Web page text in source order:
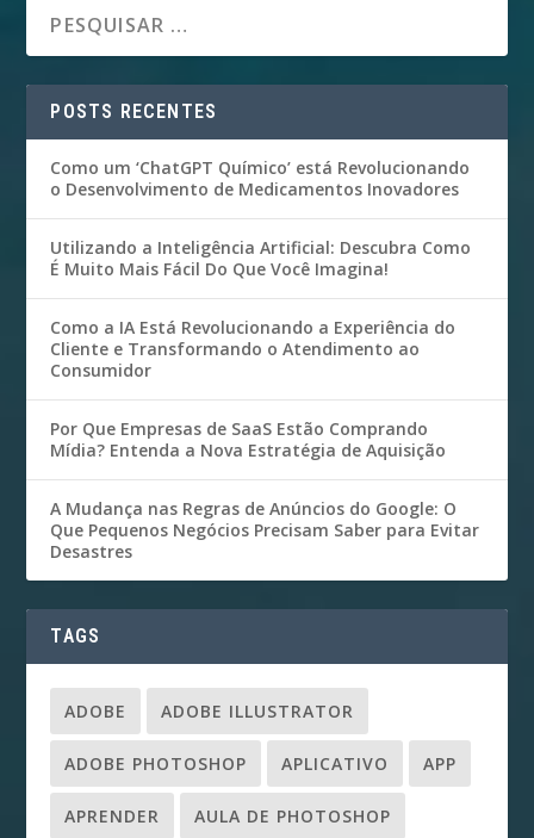
POSTS RECENTES
Como um ‘ChatGPT Químico’ está Revolucionando
o Desenvolvimento de Medicamentos Inovadores
Utilizando a Inteligência Artificial: Descubra Como
É Muito Mais Fácil Do Que Você Imagina!
Como a IA Está Revolucionando a Experiência do
Cliente e Transformando o Atendimento ao
Consumidor
Por Que Empresas de SaaS Estão Comprando
Mídia? Entenda a Nova Estratégia de Aquisição
A Mudança nas Regras de Anúncios do Google: O
Que Pequenos Negócios Precisam Saber para Evitar
Desastres
TAGS
ADOBE ADOBE ILLUSTRATOR
ADOBE PHOTOSHOP APLICATIVO APP
APRENDER AULA DE PHOTOSHOP